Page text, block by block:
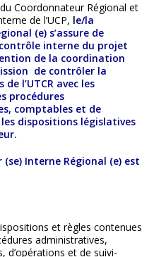
Coordonnateur Régional et
de l’UCP, le/la
(e) s’assure de
interne du projet
de la coordination
de contrôler la
l’UTCR avec les
procédures
comptables et de
dispositions législatives
Interne Régional (e) est
et règles contenues
administratives,
d’opérations et de suivi-